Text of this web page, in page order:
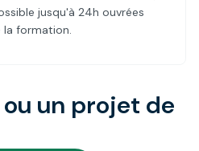
jusqu'à 24h ouvrées
la formation.
un projet de